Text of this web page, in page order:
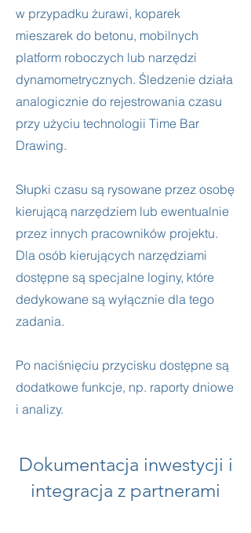
w przypadku żurawi, koparek
mieszarek do betonu, mobilnych
platform roboczych lub narzędzi
dynamometrycznych. Śledzenie działa
analogicznie do rejestrowania czasu
przy użyciu technologii Time Bar
Drawing.
Słupki czasu są rysowane przez osobę
kierującą narzędziem lub ewentualnie
przez innych pracowników projektu.
Dla osób kierujących narzędziami
dostępne są specjalne loginy, które
dedykowane są wyłącznie dla tego
zadania.
Po naciśnięciu przycisku dostępne są
dodatkowe funkcje, np. raporty dniowe
i analizy.
Dokumentacja inwestycji i
integracja z partnerami